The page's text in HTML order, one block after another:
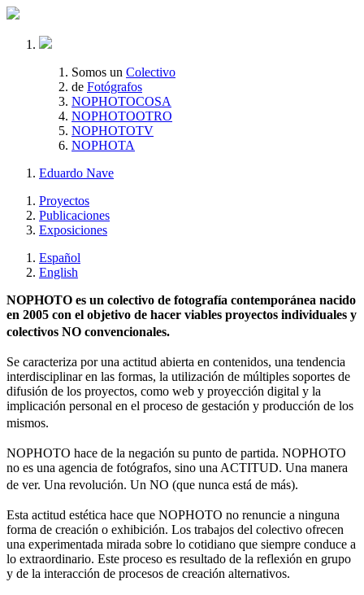
Somos un Colectivo
de Fotógrafos
NOPHOTOCOSA
NOPHOTOOTRO
NOPHOTOTV
NOPHOTA
Eduardo Nave
Proyectos
Publicaciones
Exposiciones
Español
English
NOPHOTO es un colectivo de fotografía contemporánea nacido
en 2005 con el objetivo de hacer viables proyectos individuales y
colectivos NO convencionales.
Se caracteriza por una actitud abierta en contenidos, una tendencia
interdisciplinar en las formas, la utilización de múltiples soportes de
difusión de los proyectos, como web y proyección digital y la
implicación personal en el proceso de gestación y producción de los
mismos.
NOPHOTO hace de la negación su punto de partida. NOPHOTO
no es una agencia de fotógrafos, sino una ACTITUD. Una manera
de ver. Una revolución. Un NO (que nunca está de más).
Esta actitud estética hace que NOPHOTO no renuncie a ninguna
forma de creación o exhibición. Los trabajos del colectivo ofrecen
una experimentada mirada sobre lo cotidiano que siempre conduce a
lo extraordinario. Este proceso es resultado de la reflexión en grupo
y de la interacción de procesos de creación alternativos.